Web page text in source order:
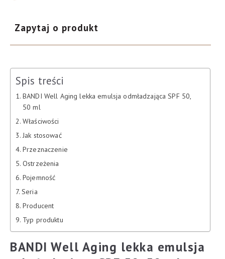
Zapytaj o produkt
Spis treści
BANDI Well Aging lekka emulsja odmładzająca SPF 50,
50 ml
Właściwości
Jak stosować
Przeznaczenie
Ostrzeżenia
Pojemność
Seria
Producent
Typ produktu
BANDI Well Aging lekka emulsja